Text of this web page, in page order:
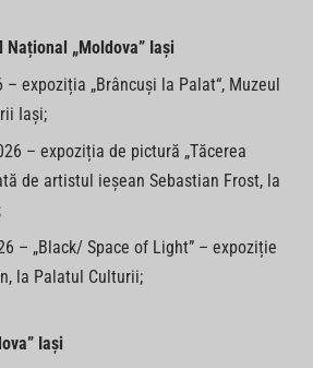
Național „Moldova” Iași
expoziția „Brâncuși la Palat“, Muzeul
Iaşi;
– expoziția de pictură „Tăcerea
de artistul ieșean Sebastian Frost, la
– „Black/ Space of Light” – expoziție
la Palatul Culturii;
Iași